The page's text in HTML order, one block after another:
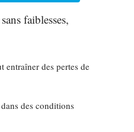
faiblesses,
entraîner des pertes de
des conditions